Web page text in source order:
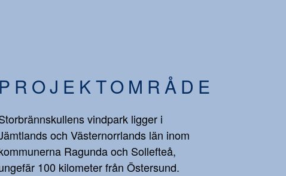
PROJEKTOMRÅDE
vindpark ligger i
och Västernorrlands län inom
Ragunda och Sollefteå,
100 kilometer från Östersund.